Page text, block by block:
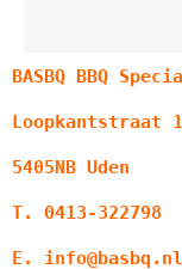
BASBQ BBQ
Loopkantstraat
5405NB Uden
T. 0413-322798
E. info@basbq.nl